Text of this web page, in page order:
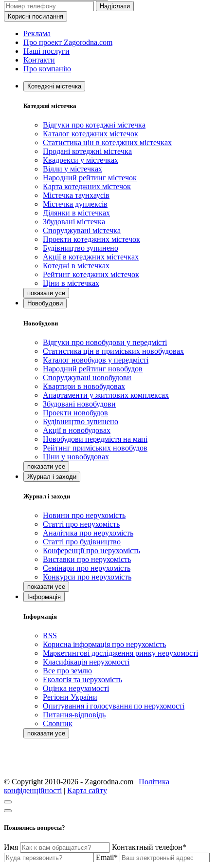
Надіслати
Корисні посилання
Реклама
Про проект Zagorodna.com
Наші послуги
Контакти
Про компанію
Котеджні містечка
Котеджні містечка
Відгуки про котеджні містечка
Каталог котеджних містечок
Статистика цін в котеджних містечках
Продані котеджні містечка
Квадрекси у містечках
Вілли у містечках
Народний рейтинг містечок
Карта котеджних містечок
Містечка таунхаусів
Містечка дуплексів
Ділянки в містечках
Збудовані містечка
Споруджувані містечка
Проекти котеджних містечок
Будівництво зупинено
Акції в котеджних містечках
Котеджі в містечках
Рейтинг котеджних містечок
Ціни в містечках
Новобудови
Новобудови
Відгуки про новобудови у передмісті
Статистика цін в приміських новобудовах
Каталог новобудов у передмісті
Народний рейтинг новобудов
Споруджувані новобудови
Квартири в новобудовах
Апартаменти у житлових комплексах
Збудовані новобудови
Проекти новобудов
Будівництво зупинено
Акції в новобудовах
Новобудови передмістя на мапі
Рейтинг приміських новобудов
Ціни у новобудовах
Журнал і заходи
Журнал і заходи
Новини про нерухомість
Статті про нерухомість
Аналітика про нерухомість
Статті про будівництво
Конференції про нерухомість
Виставки про нерухомість
Семінари про нерухомість
Конкурси про нерухомість
Інформація
Інформація
RSS
Корисна інформація про нерухомість
Маркетингові дослідження ринку нерухомості
Класифікація нерухомості
Все про землю
Екологія та нерухомість
Оцінка нерухомості
Регіони України
Опитування і голосування по нерухомості
Питання-відповідь
Словник
© Copyright 2010-2026 - Zagorodna.com | Політика
конфіденційності | Карта сайту
Появились вопросы?
Имя
Контактный телефон*
Email*